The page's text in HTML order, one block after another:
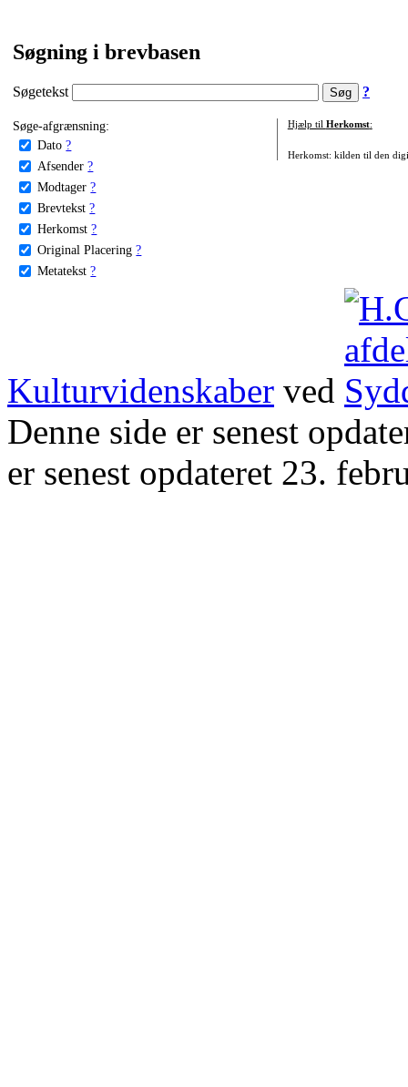
Søgning i brevbasen
Søgetekst ?
Søge-afgrænsning:
Dato ?
Afsender ?
Modtager ?
Brevtekst ?
Herkomst ?
Original Placering ?
Metatekst ?
Hjælp til Herkomst:
Herkomst: kilden til den
Kulturvidenskaber ved
Denne side er senest
er senest opdateret 23.